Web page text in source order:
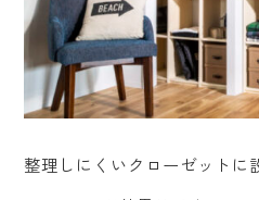
整理しにくいクローゼットに